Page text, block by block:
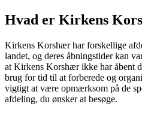
Hvad er Kirkens
Kirkens Korshær har forskellige
landet, og deres åbningstider kan
at Kirkens Korshær ikke har åbent
brug for tid til at forberede og
vigtigt at være opmærksom på de
afdeling, du ønsker at besøge.